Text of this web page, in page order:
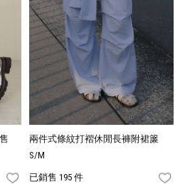
FAVORITES
兩件式條紋打褶休閒長褲附裙簾
S/M
已銷售 195 件